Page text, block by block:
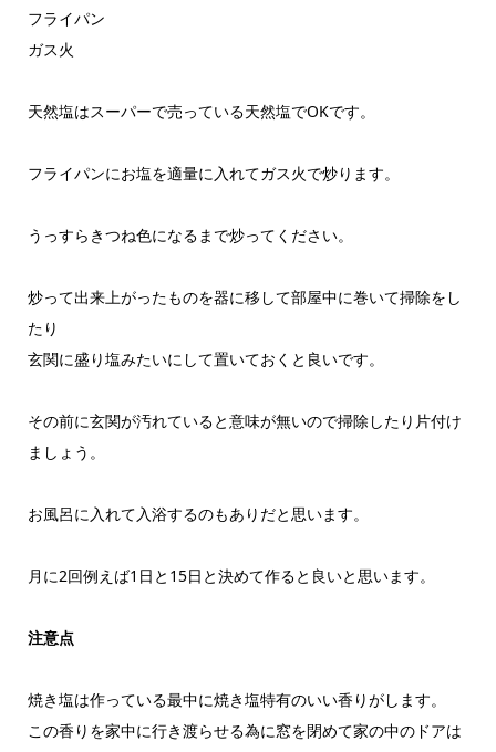
フライパン
ガス火
天然塩はスーパーで売っている天然塩でOKです。
フライパンにお塩を適量に入れてガス火で炒ります。
うっすらきつね色になるまで炒ってください。
炒って出来上がったものを器に移して部屋中に巻いて掃除をし
たり
玄関に盛り塩みたいにして置いておくと良いです。
その前に玄関が汚れていると意味が無いので掃除したり片付け
ましょう。
お風呂に入れて入浴するのもありだと思います。
月に2回例えば1日と15日と決めて作ると良いと思います。
注意点
焼き塩は作っている最中に焼き塩特有のいい香りがします。
この香りを家中に行き渡らせる為に窓を閉めて家の中のドアは